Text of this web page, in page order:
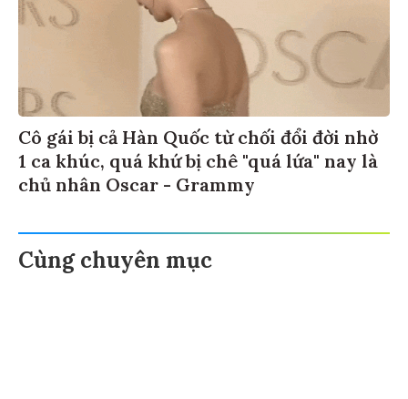
Cô gái bị cả Hàn Quốc từ chối đổi đời nhờ
1 ca khúc, quá khứ bị chê "quá lứa" nay là
chủ nhân Oscar - Grammy
Cùng chuyên mục